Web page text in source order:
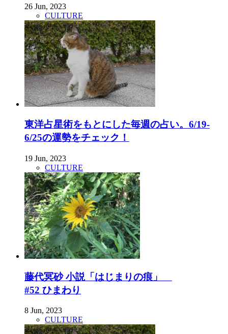
26 Jun, 2023
CULTURE
東洋占星術をもとにした毎週の占い。6/19-
6/25の運勢をチェック！
19 Jun, 2023
CULTURE
藤代冥砂 小説「はじまりの痕」
#52 ひまわり
8 Jun, 2023
CULTURE